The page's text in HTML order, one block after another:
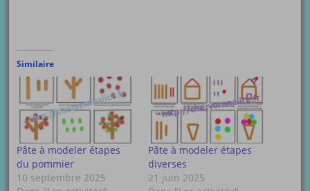
Similaire
Pâte à modeler étapes
du pommier
10 septembre 2025
Pâte à modeler étapes
diverses
21 juin 2025